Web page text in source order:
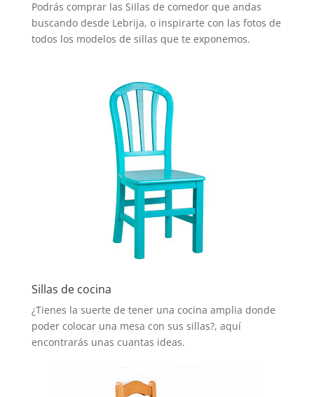
Podrás comprar las SiIlas de comedor que andas
buscando desde Lebrija, o inspirarte con las fotos de
todos los modelos de sillas que te exponemos.
Sillas de cocina
¿Tienes la suerte de tener una cocina amplia donde
poder colocar una mesa con sus sillas?, aquí
encontrarás unas cuantas ideas.